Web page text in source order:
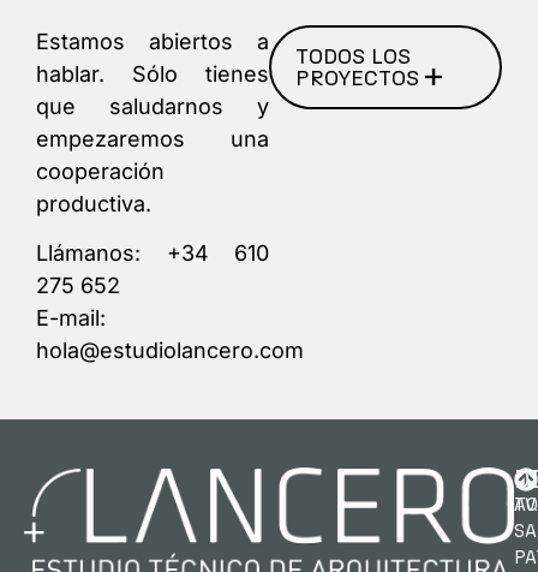
Estamos abiertos a
hablar. Sólo tienes
que saludarnos y
empezaremos una
cooperación
productiva.
Llámanos: +34 610
275 652
E-mail:
hola@estudiolancero.com
TODOS LOS
PROYECTOS
AV.